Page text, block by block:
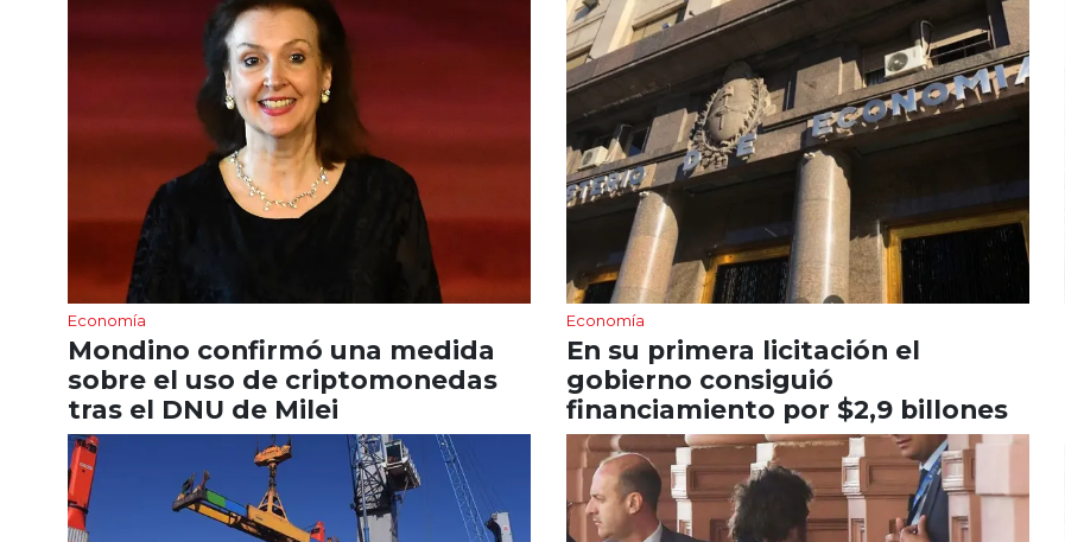
Economía
Mondino confirmó una medida
sobre el uso de criptomonedas
tras el DNU de Milei
Economía
En su primera licitación el
gobierno consiguió
financiamiento por $2,9 billones